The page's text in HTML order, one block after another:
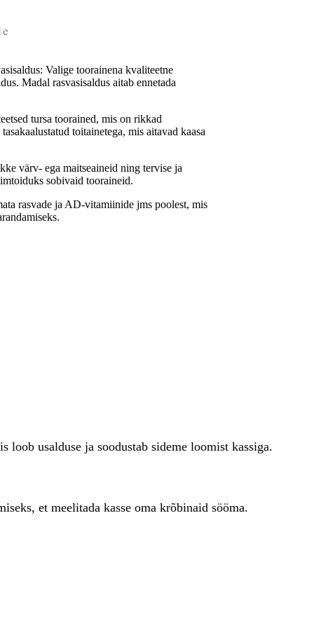
Valige toorainena kvaliteetne
Madal rasvasisaldus aitab ennetada
tursa toorained, mis on rikkad
toitainetega, mis aitavad kaasa
värv- ega maitseaineid ning tervise ja
sobivaid tooraineid.
rasvade ja AD-vitamiinide jms poolest, mis
loob usalduse ja soodustab sideme loomist kassiga.
et meelitada kasse oma krõbinaid sööma.